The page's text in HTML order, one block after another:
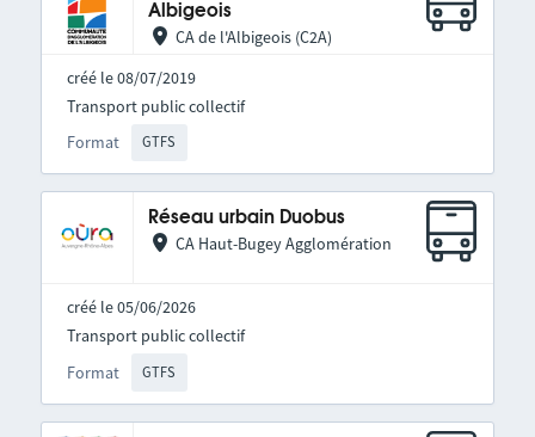
Albigeois
CA de l'Albigeois (C2A)
créé le 08/07/2019
Format GTFS
Transport public collectif
Réseau urbain Duobus
CA Haut-Bugey Agglomération
créé le 05/06/2026
Format GTFS
Transport public collectif